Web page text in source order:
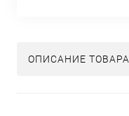
ОПИСАНИЕ ТОВАРА